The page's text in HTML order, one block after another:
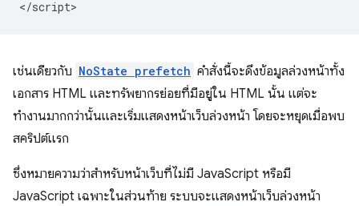
เช่นเดียวกับ NoState prefetch คำสั่งนี้จะดึงข้อมูลล่วงหน้าทั้ง
เอกสาร HTML และทรัพยากรย่อยที่มีอยู่ใน HTML นั้น แต่จะ
ทำงานมากกว่านั้นและเริ่มแสดงหน้าเว็บล่วงหน้า โดยจะหยุดเมื่อพบ
สคริปต์แรก
ซึ่งหมายความว่าสำหรับหน้าเว็บที่ไม่มี JavaScript หรือมี
JavaScript เฉพาะในส่วนท้าย ระบบจะแสดงหน้าเว็บล่วงหน้า